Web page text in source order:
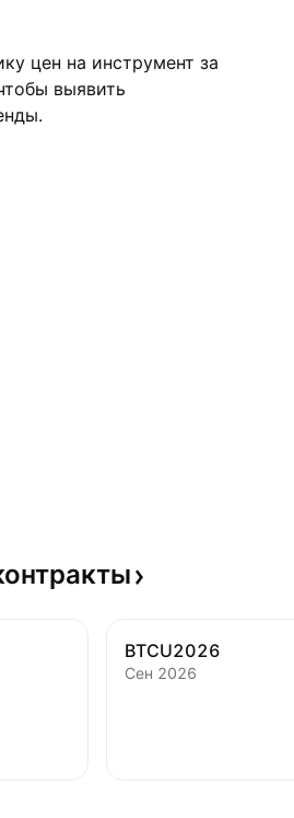
цен на инструмент за
выявить
BTCU2026
Сен 2026